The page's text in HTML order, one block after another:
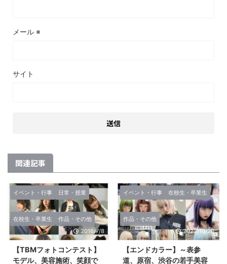
メール ※
サイト
関連記事
イベント・行事 日常・授業
在校生・卒業生
作品・その他
2016/7/8
【TBMフォトコンテスト】
モデル、美容施術、笑顔で
イベント・行事 在校生・卒業生
作品・その他
2022/10/20
【エンドカラー】～表参
道、原宿、渋谷の若手美容